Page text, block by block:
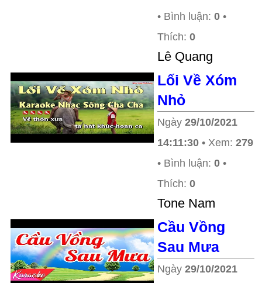
• Bình luận: 0 •
Thích: 0
Lê Quang
Lối Về Xóm
Nhỏ
Ngày 29/10/2021
14:11:30 • Xem: 279
• Bình luận: 0 •
Thích: 0
Tone Nam
Cầu Vồng
Sau Mưa
Ngày 29/10/2021